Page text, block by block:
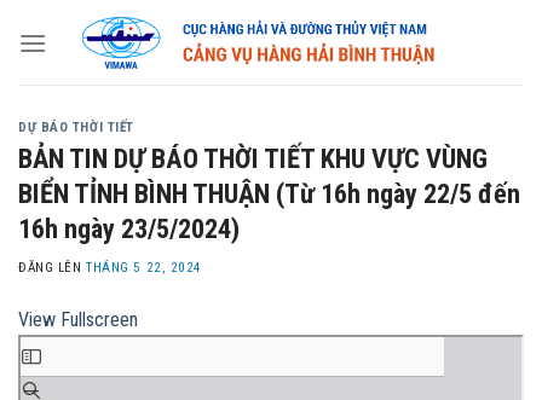
DỰ BÁO THỜI TIẾT
BẢN TIN DỰ BÁO THỜI TIẾT KHU VỰC VÙNG
BIỂN TỈNH BÌNH THUẬN (Từ 16h ngày 22/5 đến
16h ngày 23/5/2024)
ĐĂNG LÊNTHÁNG 5 22, 2024
View Fullscreen